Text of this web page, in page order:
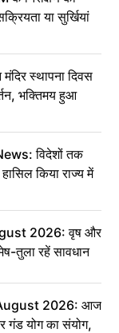
या सुर्खियां
स्थापना दिवस
भक्तिमय हुआ
विदेशों तक
किया राज्य में
2026: वृष और
तुला रहें सावधान
2026: आज
गंड योग का संयोग,